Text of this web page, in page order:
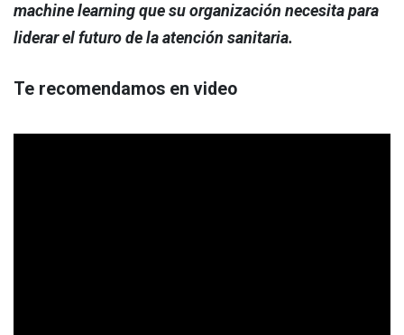
machine learning que su organización necesita para
liderar el futuro de la atención sanitaria.
Te recomendamos en video